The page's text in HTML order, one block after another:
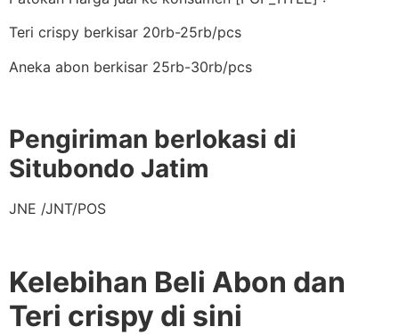
Teri crispy berkisar 20rb-25rb/pcs
Aneka abon berkisar 25rb-30rb/pcs
Pengiriman berlokasi di
Situbondo Jatim
JNE /JNT/POS
Kelebihan Beli Abon dan
Teri crispy di sini